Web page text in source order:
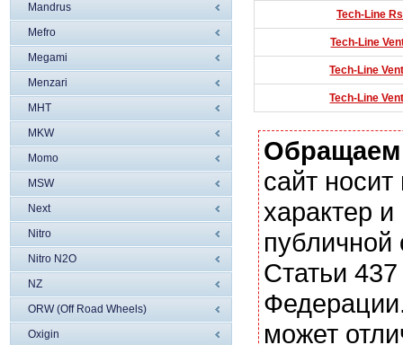
Mandrus
Mefro
Megami
Menzari
MHT
MKW
Momo
MSW
Next
Nitro
Nitro N2O
NZ
ORW (Off Road Wheels)
Oxigin
Tech-Line
Tech-Line
Tech-Line
Tech-Line
сайт
характер
Статьи
может